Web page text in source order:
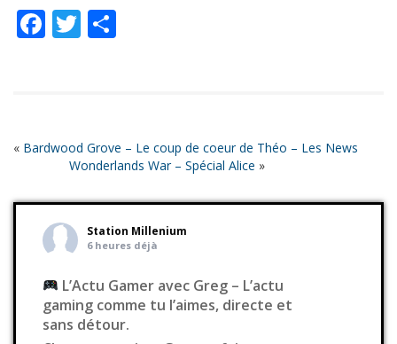
LINK Facebook
Twitter
« Bardwood Grove – Le coup de coeur de Théo – Les News
Wonderlands War – Spécial Alice »
Station Millenium
6 heures déjà
L’Actu Gamer avec Greg – L’actu
gaming comme tu l’aimes, directe et
sans détour.